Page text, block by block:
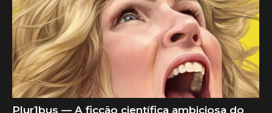
Plur1bus — A ficção científica ambiciosa do